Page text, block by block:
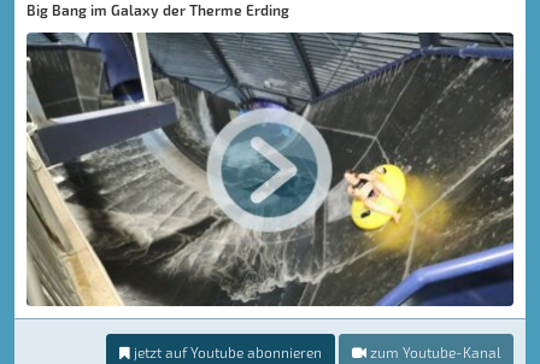
Big Bang im Galaxy der Therme Erding
jetzt auf Youtube abonnieren zum Youtube-Kanal